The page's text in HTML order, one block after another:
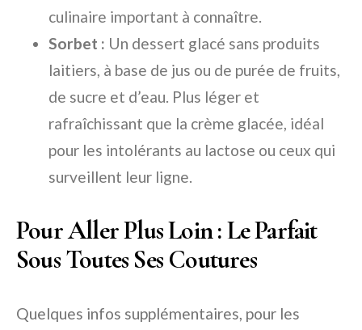
culinaire important à connaître.
Sorbet : Un dessert glacé sans produits
laitiers, à base de jus ou de purée de fruits,
de sucre et d’eau. Plus léger et
rafraîchissant que la crème glacée, idéal
pour les intolérants au lactose ou ceux qui
surveillent leur ligne.
Pour Aller Plus Loin : Le Parfait
Sous Toutes Ses Coutures
Quelques infos supplémentaires, pour les